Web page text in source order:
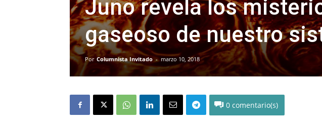
Juno revela los
gaseoso de nuestro
Por Columnista Invitado - marzo 10, 2018
0